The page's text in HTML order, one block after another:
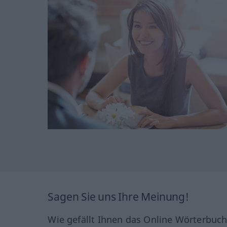
Sagen Sie uns Ihre Meinung!
Wie gefällt Ihnen das Online